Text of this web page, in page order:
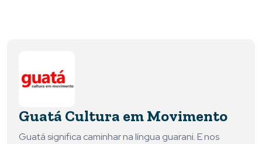
Guatá Cultura em Movimento
Guatá significa caminhar na língua guarani. E nos